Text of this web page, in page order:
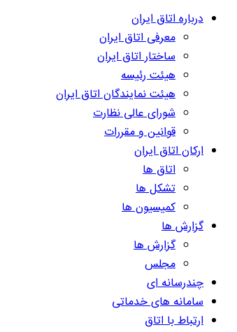
درباره اتاق ایران
معرفی اتاق ایران
ساختار اتاق ایران
هیئت رئیسه
هیئت نمایندگان اتاق ایران
شورای عالی نظارت
قوانین و مقررات
ارکان اتاق ایران
اتاق ها
تشکل ها
کمیسیون ها
گزارش ها
گزارش ها
مجلس
چندرسانه ای
سامانه های خدماتی
ارتباط با اتاق